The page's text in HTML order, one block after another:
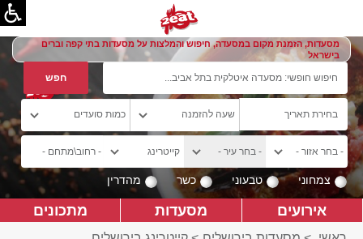
מסעדות, הזמנת מקום במסעדה, חיפוש והמלצות על מסעדות בתי קפה וברים
בישראל
צמחוני טבעוני כשר מהדרין
אירועים מסעדות מתכונים